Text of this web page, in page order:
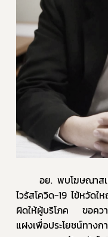
		อย. พบโฆษณาสเปรย์ล้างจมูกสามารถยับยั้งหรือฆ่าเชื้อ
ไวรัสโควิด-19 ไข้หวัดใ
ผิดให้ผู้บริโภค ขอคว
แฝงเพื่อประโยชน์ทาง